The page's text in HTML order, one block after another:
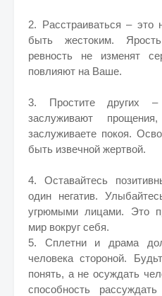
2. Расстраиваться – это
быть жестоким.
ревность не изменят
повлияют на Ваше.
3. Простите других
заслуживают
заслуживаете покоя.
быть извечной жертвой.
4. Оставайтесь
один негатив.
угрюмыми лицами. Это
мир вокруг себя.
5. Сплетни и драма
человека стороной.
понять, а не осуждать
способность